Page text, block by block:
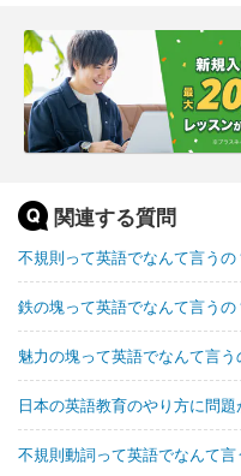
関連する質問
不規則って英語でなんて言うの
鉄の塊って英語でなんて言うの
魅力の塊って英語でなんて言う
日本の英語教育のやり方に問
不規則動詞って英語でなんて言